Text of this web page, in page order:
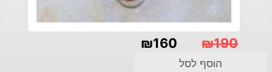
₪190
₪160
הוסף לסל